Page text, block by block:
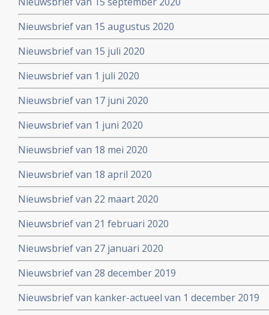
Nieuwsbrief van 15 augustus 2020
Nieuwsbrief van 15 juli 2020
Nieuwsbrief van 1 juli 2020
Nieuwsbrief van 17 juni 2020
Nieuwsbrief van 1 juni 2020
Nieuwsbrief van 18 mei 2020
Nieuwsbrief van 18 april 2020
Nieuwsbrief van 22 maart 2020
Nieuwsbrief van 21 februari 2020
Nieuwsbrief van 27 januari 2020
Nieuwsbrief van 28 december 2019
Nieuwsbrief van kanker-actueel van 1 december 2019